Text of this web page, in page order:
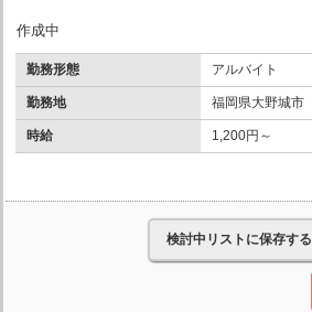
作成中
勤務形態 アルバイト
勤務地 福岡県大野城市
時給 1,200円～
検討中リストに保存する